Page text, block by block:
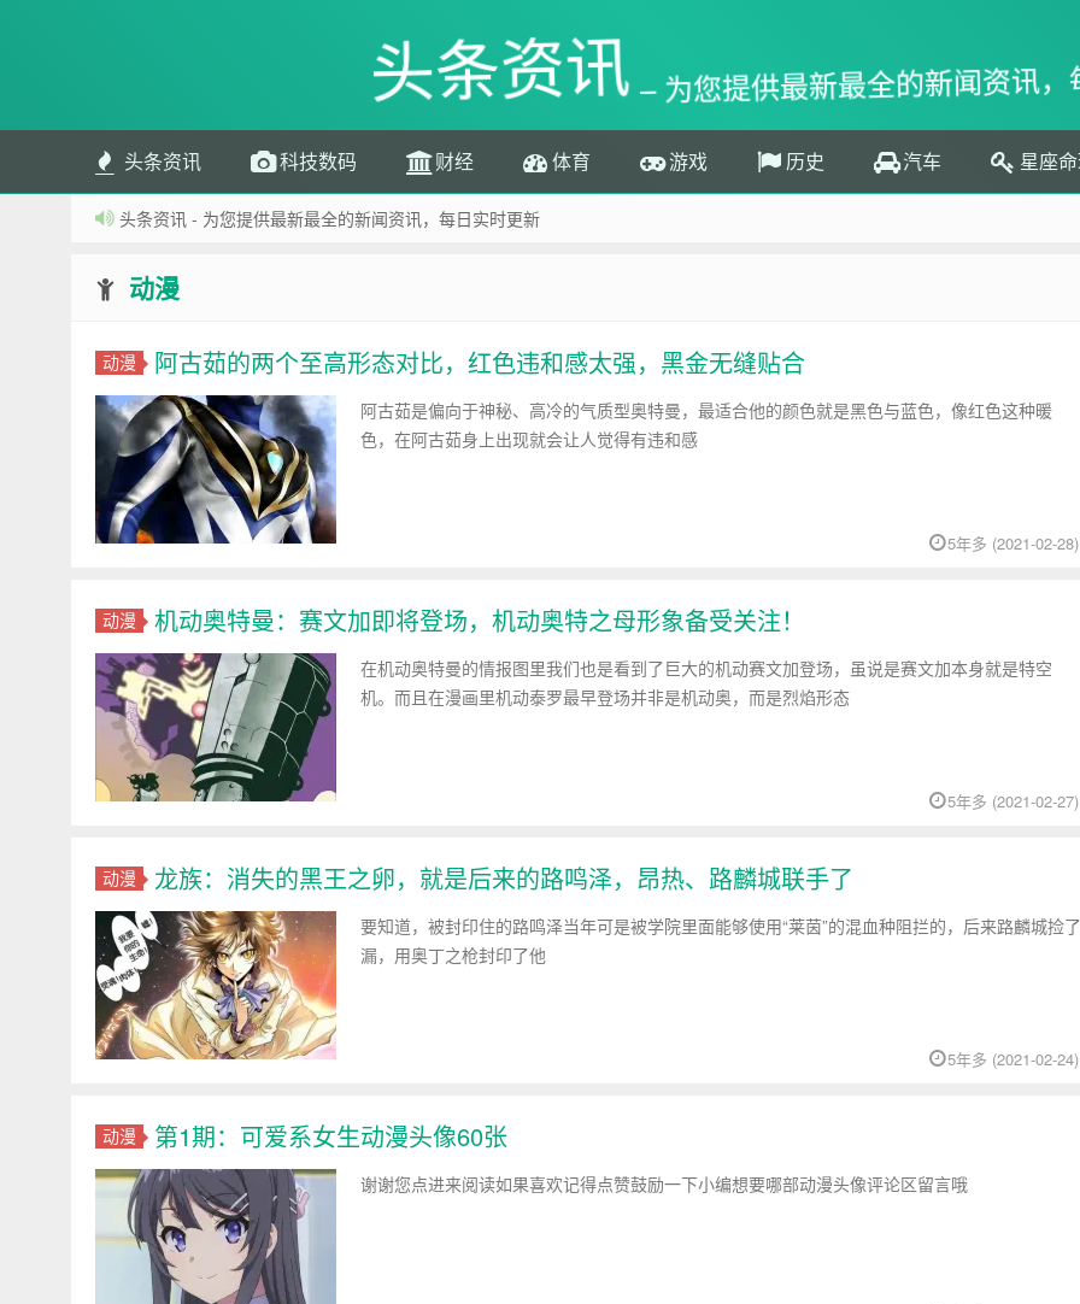
头条资讯– 为您提供最新最全的新闻资讯
头条资讯 科技数码 财经 体育 游戏 历史 汽车 星座
头条资讯 - 为您提供最新最全的新闻资讯，每日实时更新
动漫
动漫 阿古茹的两个至高形态对比，红色违和感太强，黑金无缝贴合
阿古茹是偏向于神秘、高冷的气质型奥特曼，最适合他的颜色就是黑色与蓝色，像红色这种暖
色，在阿古茹身上出现就会让人觉得有违和感
5年多 (2021-02-28)
动漫 机动奥特曼：赛文加即将登场，机动奥特之母形象备受关注！
在机动奥特曼的情报图里我们也是看到了巨大的机动赛文加登场，虽说是赛文加本身就是特空
机。而且在漫画里机动泰罗最早登场并非是机动奥，而是烈焰形态
5年多 (2021-02-27)
动漫 龙族：消失的黑王之卵，就是后来的路鸣泽，昂热、路麟城联手了
要知道，被封印住的路鸣泽当年可是被学院里面能够使用“莱茵”的混血种阻拦的，后来路麟城捡了
漏，用奥丁之枪封印了他
5年多 (2021-02-24)
动漫 第1期：可爱系女生动漫头像60张
谢谢您点进来阅读如果喜欢记得点赞鼓励一下小编想要哪部动漫头像评论区留言哦